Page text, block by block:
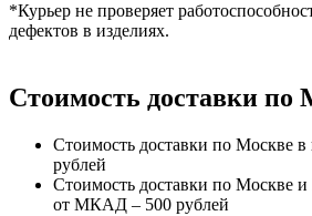
*Курьер не проверяет
дефектов в изделиях.
Стоимость доставки
Стоимость доставки по Москве
рублей
Стоимость доставки по Москве
от МКАД – 500 рублей